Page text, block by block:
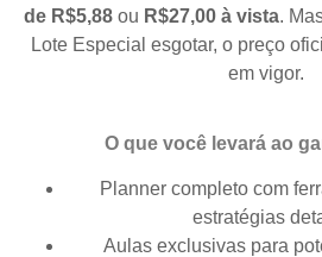
de R$5,88 ou R$27,00 à vista.
Lote Especial esgotar, o preço
em vigor.
O que você levará ao
Planner completo com
estratégias
Aulas exclusivas para